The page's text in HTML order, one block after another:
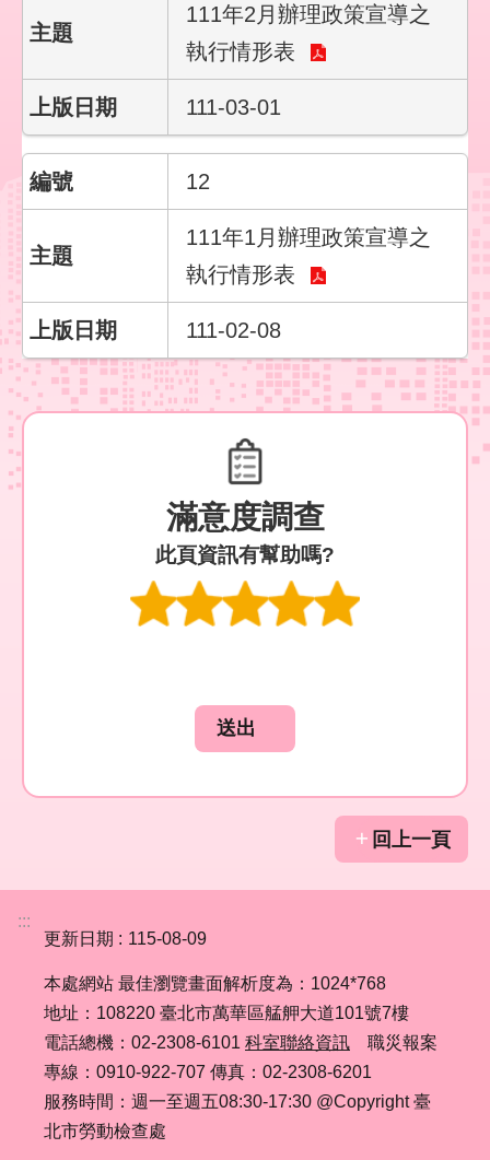
府
站
資
開
放
宣
111年2月辦理政策宣導之
執行情形表
111-03-01
12
111年1月辦理政策宣導之
執行情形表
111-02-08
滿意度調查
此頁資訊有幫助嗎?
回上一頁
:::
更新日期
115-08-09
本處網站 最佳瀏覽畫面解析度為：1024*768
地址：108220 臺北市萬華區艋舺大道101號7樓
電話總機：02-2308-6101 科室聯絡資訊 職災報案
專線：0910-922-707 傳真：02-2308-6201
服務時間：週一至週五08:30-17:30 @Copyright 臺
北市勞動檢查處